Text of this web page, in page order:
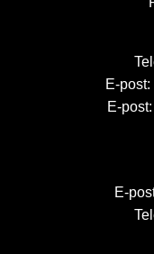
E-
E-
E-